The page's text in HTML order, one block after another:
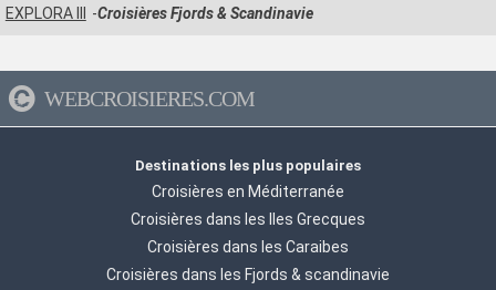
EXPLORA III
Croisières Fjords & Scandinavie
WEBCROISIERES.COM
Destinations les plus populaires
Croisières en Méditerranée
Croisières dans les Iles Grecques
Croisières dans les Caraibes
Croisières dans les Fjords & scandinavie